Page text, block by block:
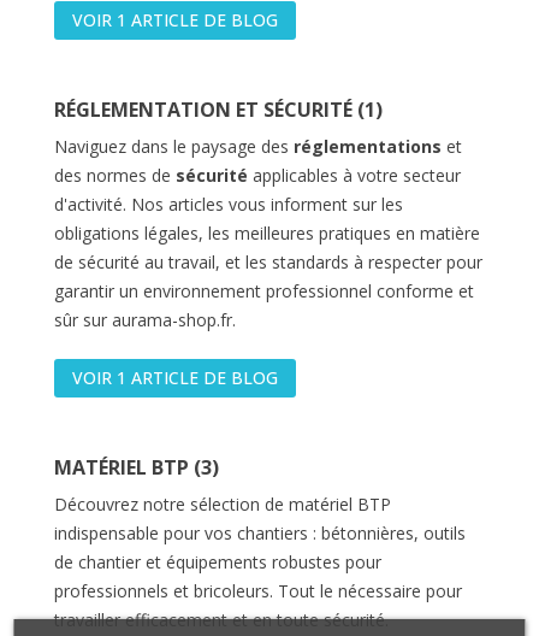
VOIR 1 ARTICLE DE BLOG
RÉGLEMENTATION ET SÉCURITÉ (1)
Naviguez dans le paysage des réglementations et
des normes de sécurité applicables à votre secteur
d'activité. Nos articles vous informent sur les
obligations légales, les meilleures pratiques en matière
de sécurité au travail, et les standards à respecter pour
garantir un environnement professionnel conforme et
sûr sur aurama-shop.fr.
VOIR 1 ARTICLE DE BLOG
MATÉRIEL BTP (3)
Découvrez notre sélection de matériel BTP
indispensable pour vos chantiers : bétonnières, outils
de chantier et équipements robustes pour
professionnels et bricoleurs. Tout le nécessaire pour
travailler efficacement et en toute sécurité.